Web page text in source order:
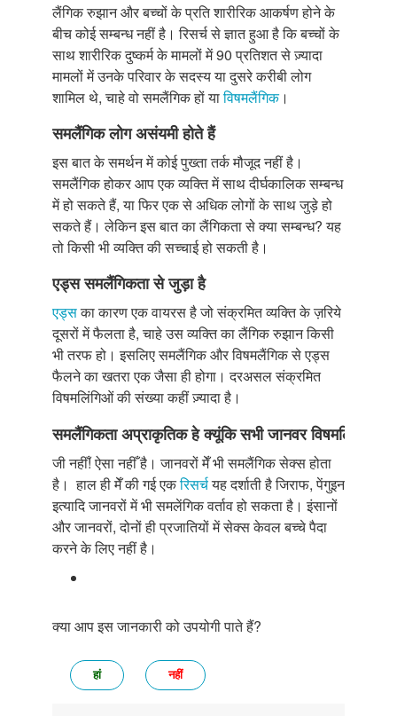
लैंगिक रुझान और बच्चों के प्रति शारीरिक आकर्षण होने के
बीच कोई सम्बन्ध नहीं है। रिसर्च से ज्ञात हुआ है कि बच्चों के
साथ शारीरिक दुष्कर्म के मामलों में 90 प्रतिशत से ज़्यादा
मामलों में उनके परिवार के सदस्य या दुसरे करीबी लोग
शामिल थे, चाहे वो समलैंगिक हों याविषमलैंगिक।
समलैंगिक लोग असंयमी होते हैं
इस बात के समर्थन में कोई पुख्ता तर्क मौजूद नहीं है।
समलैंगिक होकर आप एक व्यक्ति में साथ दीर्घकालिक सम्बन्ध
में हो सकते हैं, या फिर एक से अधिक लोगों के साथ जुड़े हो
सकते हैं। लेकिन इस बात का लैंगिकता से क्या सम्बन्ध? यह
तो किसी भी व्यक्ति की सच्चाई हो सकती है।
एड्स समलैंगिकता से जुड़ा है
एड्सका कारण एक वायरस है जो संक्रमित व्यक्ति के ज़रिये
दूसरों में फैलता है, चाहे उस व्यक्ति का लैंगिक रुझान किसी
भी तरफ हो। इसलिए समलैंगिक और विषमलैंगिक से एड्स
फैलने का खतरा एक जैसा ही होगा। दरअसल संक्रमित
विषमलिंगिओं की संख्या कहीं ज़्यादा है।
समलैंगिकता अप्राकृतिक हे क्यूंकि सभी जानवर विषमलिंगी
जी नहीँ! ऐसा नहीँ है। जानवरों मेँ भी समलैंगिक सेक्स होता
है। हाल ही मेँ की गई एकरिसर्चयह दर्शाती है जिराफ, पेंगुइन
इत्यादि जानवरों में भी समलेंगिक वर्ताव हो सकता है। इंसानों
और जानवरों, दोनों ही प्रजातियों में सेक्स केवल बच्चे पैदा
करने के लिए नहीं है।
क्या आप इस जानकारी को उपयोगी पाते हैं?
हां नहीं